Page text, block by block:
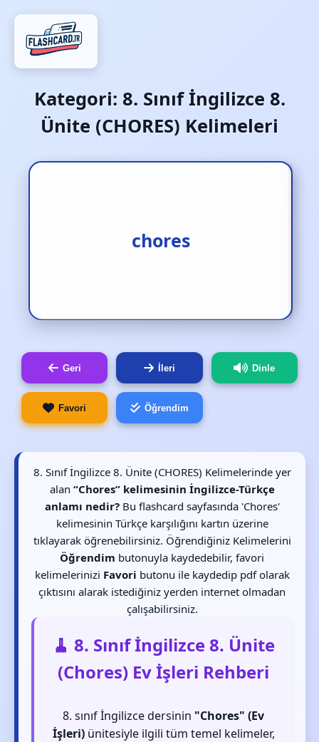
Kategori: 8. Sınıf İngilizce 8.
Ünite (CHORES) Kelimeleri
chores
ev işleri
Geri İleri Dinle
Favori Öğrendim
8. Sınıf İngilizce 8. Ünite (CHORES) Kelimelerinde yer
alan “Chores” kelimesinin İngilizce-Türkçe
anlamı nedir?Bu flashcard sayfasında 'Chores'
kelimesinin Türkçe karşılığını kartın üzerine
tıklayarak öğrenebilirsiniz. Öğrendiğiniz Kelimelerini
Öğrendim butonuyla kaydedebilir, favori
kelimelerinizi Favori butonu ile kaydedip pdf olarak
çıktısını alarak istediğiniz yerden internet olmadan
çalışabilirsiniz.
🧹 8. Sınıf İngilizce 8. Ünite
(Chores) Ev İşleri Rehberi
8. sınıf İngilizce dersinin "Chores" (Ev
İşleri)ünitesiyle ilgili tüm temel kelimeler,